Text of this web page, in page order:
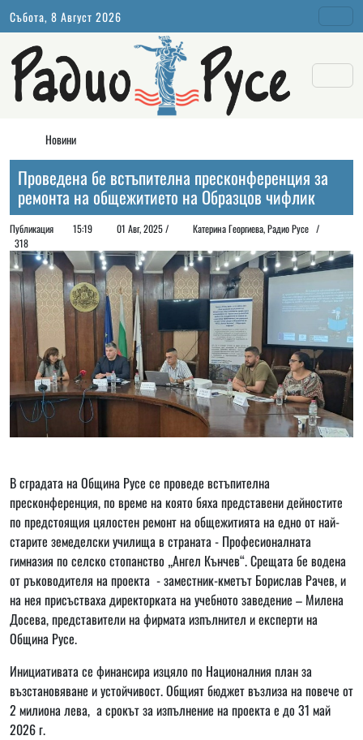
Събота, 8 Август 2026
Новини
Проведена бе встъпителна пресконференция за
ремонта на общежитието на Образцов чифлик
Публикация 15:19 01 Авг, 2025 /
Катерина Георгиева, Радио Русе /
318
В сградата на Община Русе се проведе встъпителна
пресконференция, по време на която бяха представени дейностите
по предстоящия цялостен ремонт на общежитията на едно от най-
старите земеделски училища в страната - Професионалната
гимназия по селско стопанство „Ангел Кънчев“. Срещата бе водена
от ръководителя на проекта - заместник-кметът Борислав Рачев, и
на нея присъстваха директорката на учебното заведение – Милена
Досева, представители на фирмата изпълнител и експерти на
Община Русе.
Инициативата се финансира изцяло по Националния план за
възстановяване и устойчивост. Общият бюджет възлиза на повече от
2 милиона лева, а срокът за изпълнение на проекта е до 31 май
2026 г.